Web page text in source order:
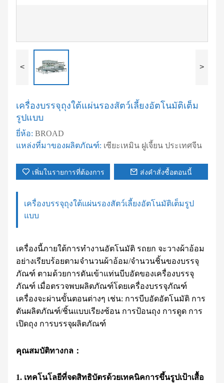
< >
เครื่องบรรจุถุงใต้แผ่นรองสัตว์เลี้ยงอัตโนมัติเต็ม
รูปแบบ
ยี่ห้อ: BROAD
แหล่งที่มาของผลิตภัณฑ์: เซียะเหมิน ฝูเจี้ยน ประเทศจีน
เพิ่มในรายการที่ต้องการ ส่งคำสั่งซื้อตอนนี้
เครื่องบรรจุถุงใต้แผ่นรองสัตว์เลี้ยงอัตโนมัติเต็มรูป
แบบ
เครื่องนี้ภายใต้การทำงานอัตโนมัติ รถยก จะวางผ้าอ้อม
อย่างเรียบร้อยตามจำนวนผ้าอ้อม/จำนวนชิ้นของบรรจุ
ภัณฑ์ ตามด้วยการดันเข้าแท่นบีบอัดของเครื่องบรรจุ
ภัณฑ์ เมื่อตรวจพบผลิตภัณฑ์โดยเครื่องบรรจุภัณฑ์
เครื่องจะผ่านขั้นตอนต่างๆ เช่น: การบีบอัดอัตโนมัติ การ
ดันผลิตภัณฑ์/ชิ้นแบบเรียงซ้อน การป้อนถุง การดูด การ
เปิดถุง การบรรจุผลิตภัณฑ์
คุณสมบัติทางกล：
1. เทคโนโลยีที่จดสิทธิบัตรด้วยเทคนิคการขึ้นรูปเป้าเสื้อ